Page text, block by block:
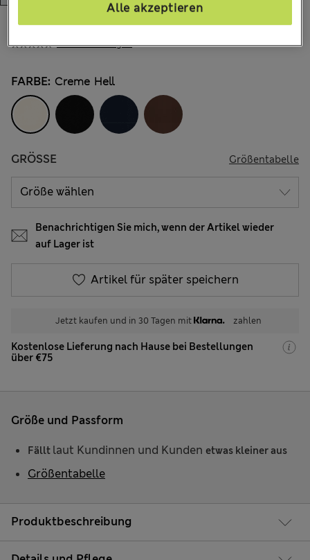
1.192 Bewertungen
€31,00 Alle Preise enthalten Steuern und Abgaben
FARBE: Creme Hell
GRÖSSE Größentabelle
Benachrichtigen Sie mich, wenn der Artikel wieder
auf Lager ist
Artikel für später speichern
Jetzt kaufen und in 30 Tagen mit zahlen
Kostenlose Lieferung nach Hause bei Bestellungen
über €75
Produktbeschreibung
Größe und Passform
Fällt laut Kundinnen und Kunden etwas kleiner aus
Größentabelle
Alle akzeptieren